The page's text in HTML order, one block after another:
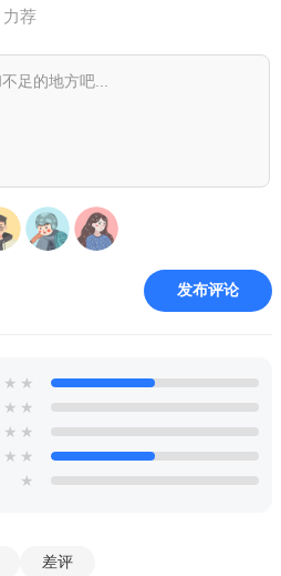
力荐
发布评论
★ ★
★ ★
★ ★
★ ★
★
差评